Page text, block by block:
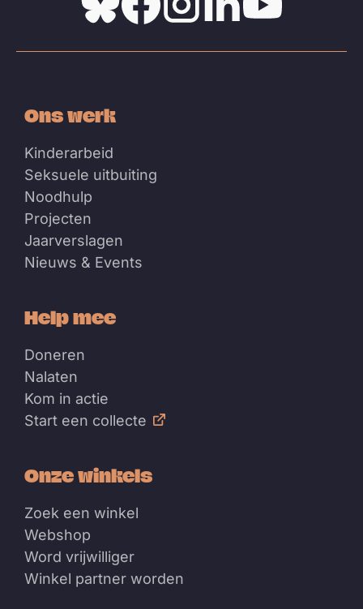
Ons werk
Kinderarbeid
Seksuele uitbuiting
Noodhulp
Projecten
Jaarverslagen
Nieuws & Events
Help mee
Doneren
Nalaten
Kom in actie
Start een collecte
Onze winkels
Zoek een winkel
Webshop
Word vrijwilliger
Winkel partner worden